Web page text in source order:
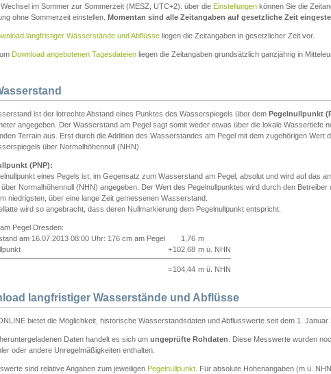
im Sommer zur Sommerzeit (MESZ, UTC+2). über die Einstellungen können Sie die
ohne Sommerzeit einstellen. Momentan sind alle Zeitangaben auf gesetzliche Zeit
langfristiger Wasserstände und Abflüsse liegen die Zeitangaben in gesetzlicher Zeit vor.
Download angebotenen Tagesdateien liegen die Zeitangaben grundsätzlich ganzjährig in
ist der lotrechte Abstand eines Punktes des Wasserspiegels über dem Pegelnullpunkt
angegeben. Der Wasserstand am Pegel sagt somit weder etwas über die lokale Wassertiefe
Terrain aus. Erst durch die Addition des Wasserstandes am Pegel mit dem zugehörigen Wert
über Normalhöhennull (NHN).
(PNP):
eines Pegels ist, im Gegensatz zum Wasserstand am Pegel, absolut und wird auf das
Normalhöhennull (NHN) angegeben. Der Wert des Pegelnullpunktes wird durch den
niedrigsten, über eine lange Zeit gemessenen Wasserstand.
wird so angebracht, dass deren Nullmarkierung dem Pegelnullpunkt entspricht.
Pegel Dresden:
am 16.07.2013 08:00 Uhr: 176 cm am Pegel
1,76 m
+102,68 m ü. NHN
=104,44 m ü. NHN
langfristiger Wasserstände und Abflüsse
bietet die Möglichkeit, historische Wasserstandsdaten und Abflusswerte seit dem 1. Januar
Daten handelt es sich um ungeprüfte Rohdaten . Diese Messwerte wurden
oder andere Unregelmäßigkeiten enthalten.
sind relative Angaben zum jeweiligen Pegelnullpunkt . Für absolute Höhenangaben (m ü.